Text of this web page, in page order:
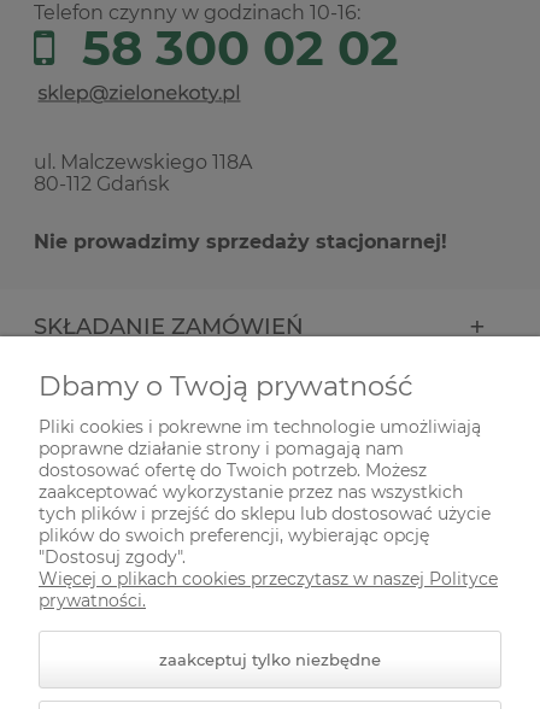
Telefon czynny w godzinach 10-16:
58 300 02 02
ul. Malczewskiego 118A
80-112 Gdańsk
Nie prowadzimy sprzedaży stacjonarnej!
SKŁADANIE ZAMÓWIEŃ
INFORMACJE
ODWIEDŹ NAS NA
Dbamy o Twoją prywatność
Pliki cookies i pokrewne im technologie umożliwiają
poprawne działanie strony i pomagają nam
dostosować ofertę do Twoich potrzeb. Możesz
zaakceptować wykorzystanie przez nas wszystkich
tych plików i przejść do sklepu lub dostosować użycie
plików do swoich preferencji, wybierając opcję
"Dostosuj zgody".
Więcej o plikach cookies przeczytasz w naszej Polityce
prywatności.
zaakceptuj tylko niezbędne